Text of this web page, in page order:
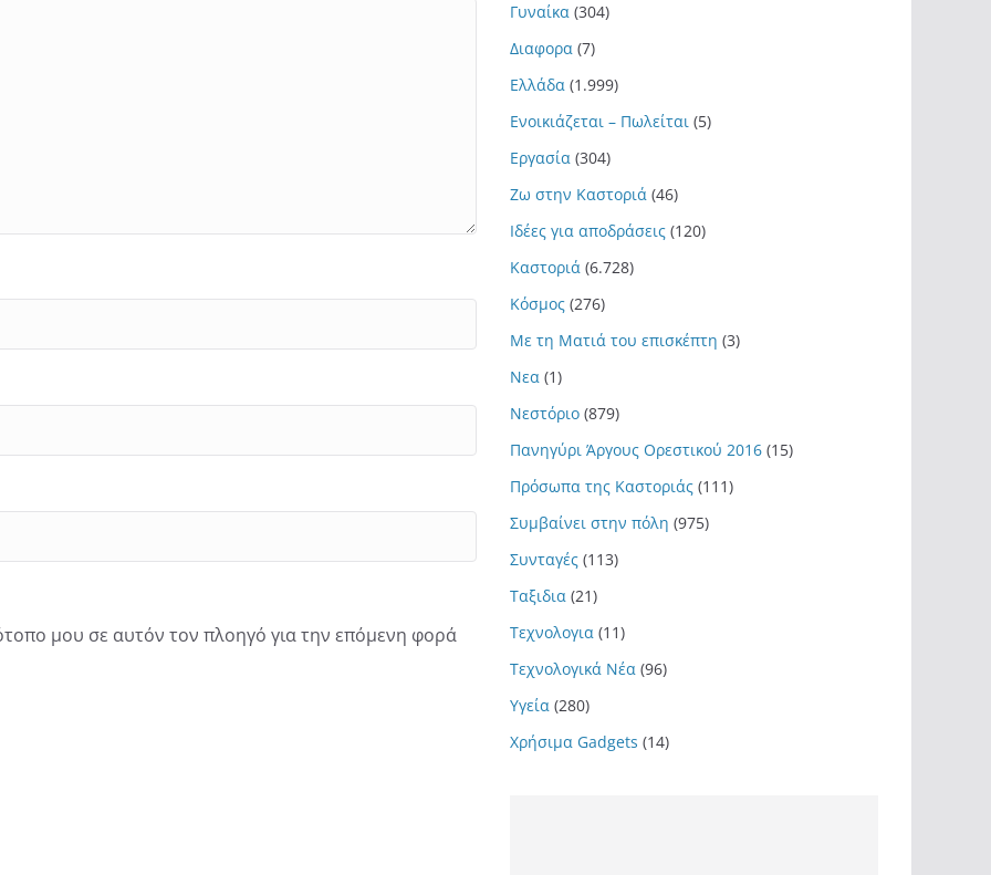
μου σε αυτόν τον πλοηγό για την επόμενη φορά
Γυναίκα (304)
Διαφορα (7)
Ελλάδα (1.999)
Ενοικιάζεται – Πωλείται (5)
Εργασία (304)
Ζω στην Καστοριά (46)
Ιδέες για αποδράσεις (120)
Καστοριά (6.728)
Κόσμος (276)
Με τη Ματιά του επισκέπτη (3)
Νεα (1)
Νεστόριο (879)
Πανηγύρι Άργους Ορεστικού 2016 (15)
Πρόσωπα της Καστοριάς (111)
Συμβαίνει στην πόλη (975)
Συνταγές (113)
Ταξιδια (21)
Τεχνολογια (11)
Τεχνολογικά Νέα (96)
Υγεία (280)
Χρήσιμα Gadgets (14)